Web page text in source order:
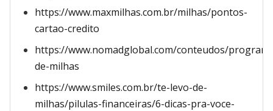
https://www.maxmilhas.com.br/milhas/pontos-
cartao-credito
https://www.nomadglobal.com/conteudos/
de-milhas
https://www.smiles.com.br/te-levo-de-
milhas/pilulas-financeiras/6-dicas-pra-voce-